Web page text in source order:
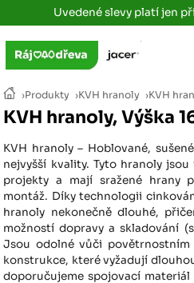
Uvedené slevy platí jen
›Produkty ›KVH hranoly ›KVH
KVH hranoly, Výška
KVH hranoly – Hoblované,
nejvyšší kvality. Tyto hranoly
projekty a mají sražené hrany
montáž. Díky technologii
hranoly nekonečně dlouhé,
možností dopravy a skladování
Jsou odolné vůči
konstrukce, které vyžadují
doporučujeme spojovací